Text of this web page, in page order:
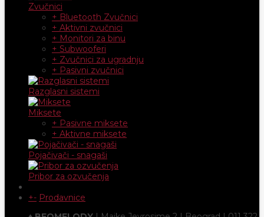
Zvučnici
+ Bluetooth Zvučnici
+ Aktivni zvučnici
+ Monitori za binu
+ Subwooferi
+ Zvučnici za ugradnju
+ Pasivni zvučnici
Razglasni sistemi
Miksete
+ Pasivne miksete
+ Aktivne miksete
Pojačivači - snagaši
Pribor za ozvučenja
+- Prodavnice